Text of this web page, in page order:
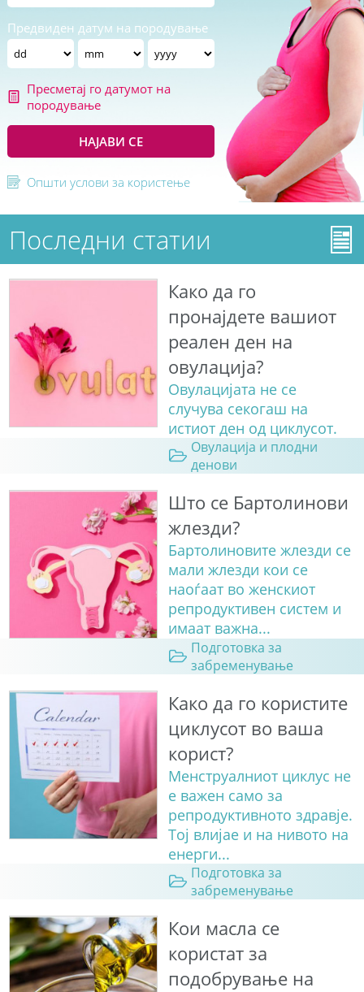
Предвиден датум на породување
Пресметај го датумот на
породување
НАЈАВИ СЕ
Општи услови за користење
Последни статии
Како да го
пронајдете вашиот
реален ден на
овулација?
Овулацијата не се
случува секогаш на
истиот ден од циклусот.
Овулација и плодни
денови
Што се Бартолинови
жлезди?
Бартолиновите жлезди се
мали жлезди кои се
наоѓаат во женскиот
репродуктивен систем и
имаат важна...
Подготовка за
забременување
Како да го користите
циклусот во ваша
корист?
Менструалниот циклус не
е важен само за
репродуктивното здравје.
Тој влијае и на нивото на
енерги...
Подготовка за
забременување
Кои масла се
користат за
подобрување на